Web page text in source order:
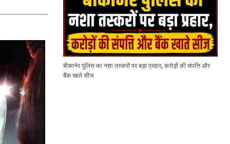
बीकानेर पुलिस का नशा तस्करों पर बड़ा प्रहार, करोड़ों की संपत्ति और
बैंक खाते सीज